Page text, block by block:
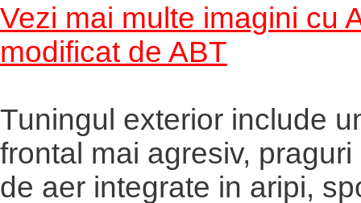
Vezi mai multe imagini cu
modificat de ABT
Tuningul exterior include
frontal mai agresiv,
de aer integrate in aripi,